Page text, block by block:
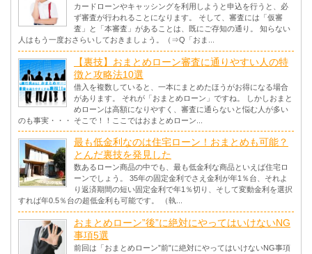
カードローンやキャッシングを利用しようと申込を行うと、必
ず審査が行われることになります。 そして、審査には「仮審
査」と「本審査」があることは、既にご存知の通り。 知らない
人はもう一度おさらいしておきましょう。（⇒Q「おま...
【裏技】おまとめローン審査に通りやすい人の特
徴と攻略法10選
借入を複数していると、一本にまとめたほうがお得になる場合
があります。 それが「おまとめローン」ですね。 しかしおまと
めローンは高額になりやすく、審査に通らないと悩む人が多い
のも事実・・・ そこで！！ここではおまとめローン...
最も低金利なのは住宅ローン！おまとめも可能？
とんだ裏技を発見した
数あるローン商品の中でも、最も低金利な商品といえば住宅ロ
ーンでしょう。 35年の固定金利でさえ金利が年1％台、それよ
り返済期間の短い固定金利で年1％切り、そして変動金利を選択
すれば年0.5％台の超低金利も可能です。 （執...
おまとめローン”後”に絶対にやってはいけないNG
事項5選
前回は「おまとめローン”前”に絶対にやってはいけないNG事項